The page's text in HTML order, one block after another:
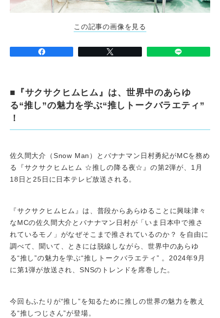
この記事の画像を見る
■『サクサクヒムヒム』は、世界中のあらゆ
る“推し”の魅力を学ぶ“推しトークバラエティ”
！
佐久間大介（Snow Man）とバナナマン日村勇紀がMCを務め
る『サクサクヒムヒム ☆推しの降る夜☆』の第2弾が、1月
18日と25日に日本テレビ放送される。
『サクサクヒムヒム』は、普段からあらゆることに興味津々
なMCの佐久間大介とバナナマン日村が「いま日本中で推さ
れているモノ」がなぜそこまで推されているのか？ を自由に
調べて、聞いて、ときには脱線しながら、世界中のあらゆ
る“推し”の魅力を学ぶ“推しトークバラエティ” 。2024年9月
に第1弾が放送され、SNSのトレンドを席巻した。
今回もふたりが“推し”を知るために推しの世界の魅力を教え
る“推しつじさん”が登場。